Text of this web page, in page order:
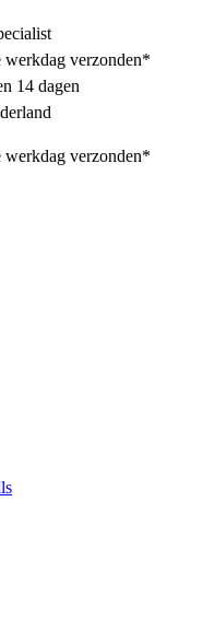
werkdag verzonden*
14 dagen
werkdag verzonden*